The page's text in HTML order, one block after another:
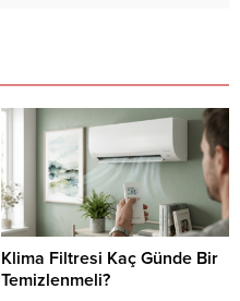
Klima Filtresi Kaç Günde Bir
Temizlenmeli?